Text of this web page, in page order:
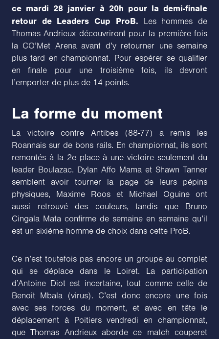
ce mardi 28 janvier à 20h pour la demi-finale
retour de Leaders Cup ProB. Les hommes de
Thomas Andrieux découvriront pour la première fois
la CO’Met Arena avant d’y retourner une semaine
plus tard en championnat. Pour espérer se qualifier
en finale pour une troisième fois, ils devront
l’emporter de plus de 14 points.
La forme du moment
La victoire contre Antibes (88-77) a remis les
Roannais sur de bons rails. En championnat, ils sont
remontés à la 2e place à une victoire seulement du
leader Boulazac. Dylan Affo Mama et Shawn Tanner
semblent avoir tourner la page de leurs pépins
physiques, Maxime Roos et Michael Oguine ont
aussi retrouvé des couleurs, tandis que Bruno
Cingala Mata confirme de semaine en semaine qu’il
est un sixième homme de choix dans cette ProB.
Ce n’est toutefois pas encore un groupe au complet
qui se déplace dans le Loiret. La participation
d’Antoine Diot est incertaine, tout comme celle de
Benoit Mbala (virus). C’est donc encore une fois
avec ses forces du moment, et avec en tête le
déplacement à Poitiers vendredi en championnat,
que Thomas Andrieux aborde ce match couperet